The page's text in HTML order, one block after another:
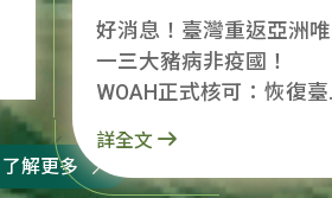
好消息！臺灣重返亞洲唯
一三大豬病非疫國！
WOAH正式核可：恢復臺
疫區！ 就是今天，世界動
物衛生組織在官方網頁上
詳全文
了解更多